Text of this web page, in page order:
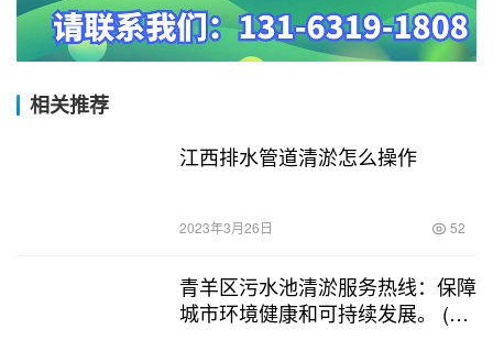
相关推荐
江西排水管道清淤怎么操作
2023年3月26日 52
青羊区污水池清淤服务热线：保障
城市环境健康和可持续发展。 (青